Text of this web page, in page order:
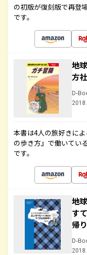
の初版が復刻版で再
です。
地
方
D-
本書は4人の旅好きに
の歩き方』で働いてい
です。
地
す
帰
D-